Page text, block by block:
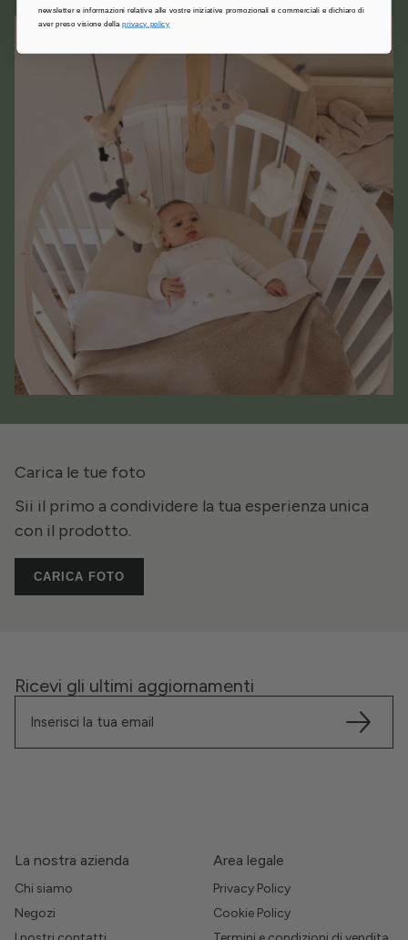
Carica le tue foto
Sii il primo a condividere la tua esperienza unica
con il prodotto.
CARICA FOTO
Ricevi gli ultimi aggiornamenti
La nostra azienda
Chi siamo
Negozi
Area legale
Privacy Policy
Cookie Policy
newsletter e informazioni relative alle vostre iniziative promozionali e commerciali e dichiaro di
aver preso visione dellaprivacy policy